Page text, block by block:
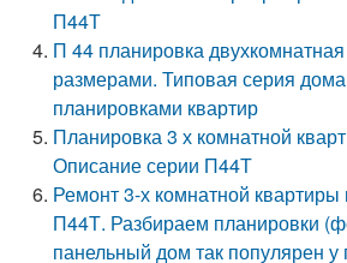
П44Т
П 44 планировка
размерами. Типовая серия
планировками квартир
Планировка 3 х комнатной
Описание серии П44Т
Ремонт 3-х комнатной
П44Т. Разбираем планировки
панельный дом так популярен у